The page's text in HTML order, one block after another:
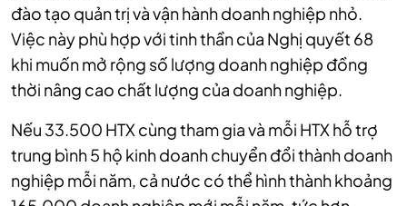
đào tạo quản trị và vận hành doanh nghiệp nhỏ.
Việc này phù hợp với tinh thần của Nghị quyết 68
khi muốn mở rộng số lượng doanh nghiệp đồng
thời nâng cao chất lượng của doanh nghiệp.
Nếu 33.500 HTX cùng tham gia và mỗi HTX hỗ trợ
trung bình 5 hộ kinh doanh chuyển đổi thành doanh
nghiệp mỗi năm, cả nước có thể hình thành khoảng